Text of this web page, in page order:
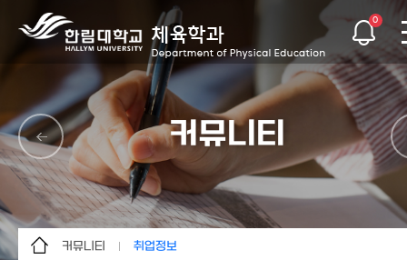
0
커뮤니티
커뮤니티 취업정보